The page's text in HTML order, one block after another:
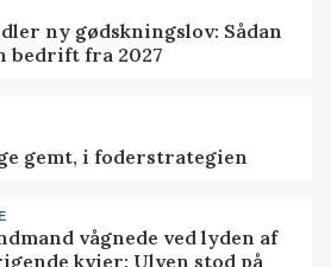
ny gødskningslov: Sådan
bedrift fra 2027
gemt, i foderstrategien
vågnede ved lyden af
kvier: Ulven stod på